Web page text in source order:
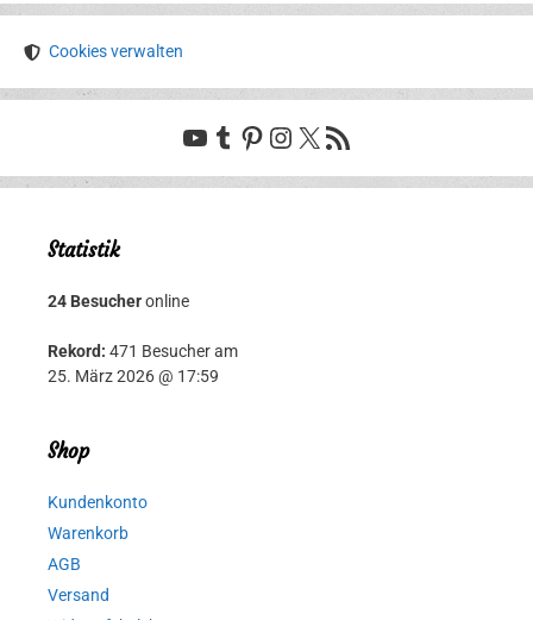
Cookies verwalten
YouTube
Tumblr
Pinterest
Instagram
X RSS-Feed
Statistik
24 Besucheronline
Rekord: 471 Besucher am
25. März 2026 @ 17:59
Shop
Kundenkonto
Warenkorb
AGB
Versand